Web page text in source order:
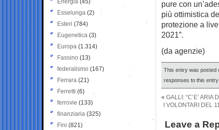
pure con
più ottimistica
protezione a
2021”.
(da agenzie)
This entry was posted
responses to this
« GALLI: “C’E’ ARIA
I VOLONTARI DEL
Leave a
Energia (45)
Esselunga (2)
Esteri (784)
Eugenetica (3)
Europa (1.314)
Fassino (13)
federalismo (167)
Ferrara (21)
Ferretti (6)
ferrovie (133)
finanziaria (325)
Fini (821)